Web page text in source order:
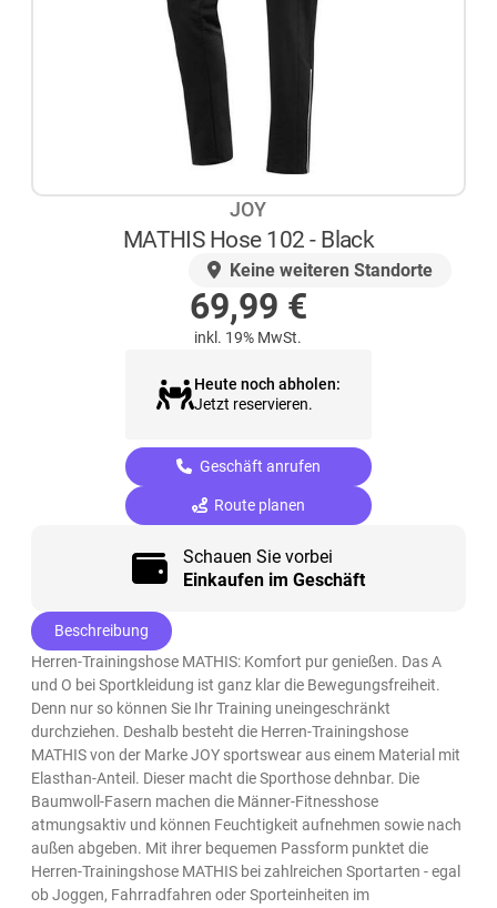
JOY
MATHIS Hose 102 - Black
Keine weiteren Standorte
69,99 €
inkl. 19% MwSt.
Heute noch abholen:
Jetzt reservieren.
Geschäft anrufen
Route planen
Schauen Sie vorbei
Einkaufen im Geschäft
Beschreibung
Herren-Trainingshose MATHIS: Komfort pur genießen. Das A
und O bei Sportkleidung ist ganz klar die Bewegungsfreiheit.
Denn nur so können Sie Ihr Training uneingeschränkt
durchziehen. Deshalb besteht die Herren-Trainingshose
MATHIS von der Marke JOY sportswear aus einem Material mit
Elasthan-Anteil. Dieser macht die Sporthose dehnbar. Die
Baumwoll-Fasern machen die Männer-Fitnesshose
atmungsaktiv und können Feuchtigkeit aufnehmen sowie nach
außen abgeben. Mit ihrer bequemen Passform punktet die
Herren-Trainingshose MATHIS bei zahlreichen Sportarten - egal
ob Joggen, Fahrradfahren oder Sporteinheiten im